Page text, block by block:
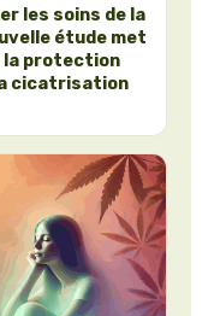
les soins de la
étude met
la protection
cicatrisation